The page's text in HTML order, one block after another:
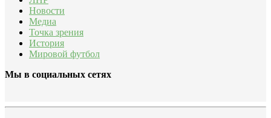
Новости
Медиа
Точка зрения
История
Мировой футбол
Мы в социальных сетях